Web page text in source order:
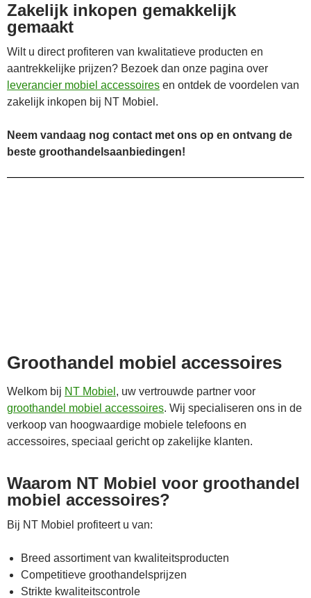
Zakelijk inkopen gemakkelijk
gemaakt
Wilt u direct profiteren van kwalitatieve producten en
aantrekkelijke prijzen? Bezoek dan onze pagina over
leverancier mobiel accessoires en ontdek de voordelen van
zakelijk inkopen bij NT Mobiel.
Neem vandaag nog contact met ons op en ontvang de
beste groothandelsaanbiedingen!
Groothandel mobiel accessoires
Welkom bij NT Mobiel , uw vertrouwde partner voor
groothandel mobiel accessoires. Wij specialiseren ons in de
verkoop van hoogwaardige mobiele telefoons en
accessoires, speciaal gericht op zakelijke klanten.
Waarom NT Mobiel voor groothandel
mobiel accessoires?
Bij NT Mobiel profiteert u van:
Breed assortiment van kwaliteitsproducten
Competitieve groothandelsprijzen
Strikte kwaliteitscontrole